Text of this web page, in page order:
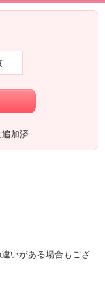
加済
いがある場合もござ